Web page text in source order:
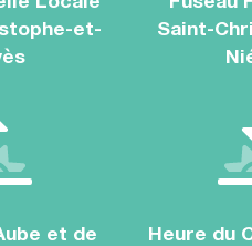
et-
Saint-
et de
Heure du